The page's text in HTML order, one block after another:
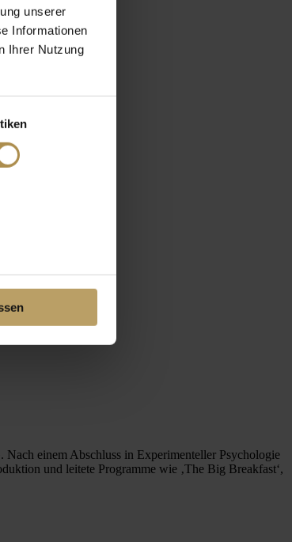
unserer
Informationen
Ihrer Nutzung
einem Abschluss in Experimenteller Psychologie
und leitete Programme wie ‚The Big Breakfast‘,